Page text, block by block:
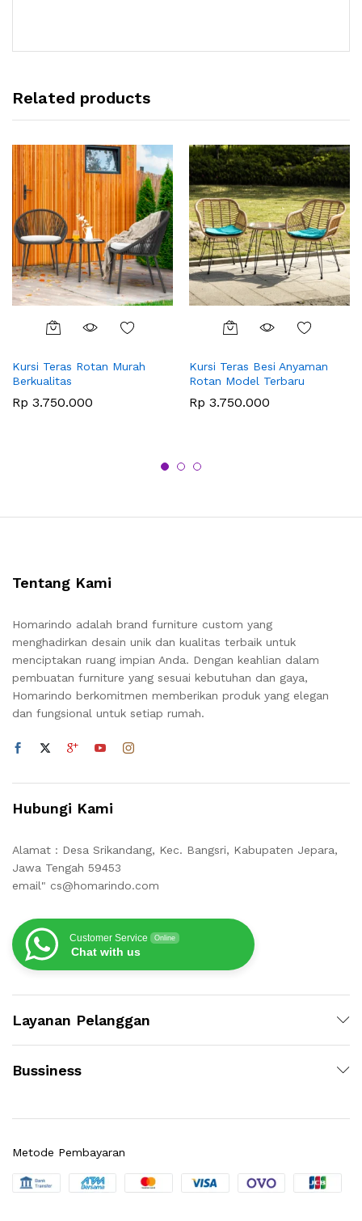
Related products
Kursi Teras Rotan Murah
Berkualitas
Rp 3.750.000
Kursi Teras Besi Anyaman
Rotan Model Terbaru
Rp 3.750.000
Tentang Kami
Homarindo adalah brand furniture custom yang
menghadirkan desain unik dan kualitas terbaik untuk
menciptakan ruang impian Anda. Dengan keahlian dalam
pembuatan furniture yang sesuai kebutuhan dan gaya,
Homarindo berkomitmen memberikan produk yang elegan
dan fungsional untuk setiap rumah.
Hubungi Kami
Alamat : Desa Srikandang, Kec. Bangsri, Kabupaten Jepara,
Jawa Tengah 59453
email" cs@homarindo.com
Customer Service Online
Chat with us
Layanan Pelanggan
Bussiness
Metode Pembayaran